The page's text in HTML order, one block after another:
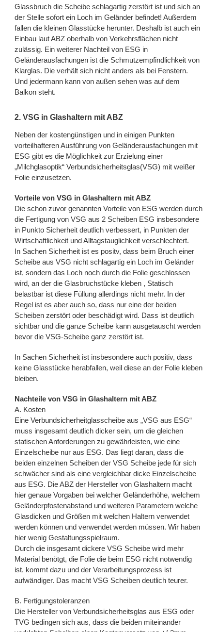
Glassbruch die Scheibe schlagartig zerstört ist und sich an
der Stelle sofort ein Loch im Geländer befindet! Außerdem
fallen die kleinen Glasstücke herunter. Deshalb ist auch ein
Einbau laut ABZ oberhalb von Verkehrsflächen nicht
zulässig. Ein weiterer Nachteil von ESG in
Geländerausfachungen ist die Schmutzempfindlichkeit von
Klarglas. Die verhält sich nicht anders als bei Fenstern.
Und jedermann kann von außen sehen was auf dem
Balkon steht.
2. VSG in Glashaltern mit ABZ
Neben der kostengünstigen und in einigen Punkten
vorteilhafteren Ausführung von Geländerausfachungen mit
ESG gibt es die Möglichkeit zur Erzielung einer
„Milchglasoptik“ Verbundsicherheitsglas(VSG) mit weißer
Folie einzusetzen.
Vorteile von VSG in Glashaltern mit ABZ
Die schon zuvor genannten Vorteile von ESG werden durch
die Fertigung von VSG aus 2 Scheiben ESG insbesondere
in Punkto Sicherheit deutlich verbessert, in Punkten der
Wirtschaftlichkeit und Alltagstauglichkeit verschlechtert.
In Sachen Sicherheit ist es positv, dass beim Bruch einer
Scheibe aus VSG nicht schlagartig ein Loch im Geländer
ist, sondern das Loch noch durch die Folie geschlossen
wird, an der die Glasbruchstücke kleben , Statisch
belastbar ist diese Füllung allerdings nicht mehr. In der
Regel ist es aber auch so, dass nur eine der beiden
Scheiben zerstört oder beschädigt wird. Dass ist deutlich
sichtbar und die ganze Scheibe kann ausgetauscht werden
bevor die VSG-Scheibe ganz zerstört ist.
In Sachen Sicherheit ist insbesondere auch positiv, dass
keine Glasstücke herabfallen, weil diese an der Folie kleben
bleiben.
Nachteile von VSG in Glashaltern mit ABZ
A. Kosten
Eine Verbundsicherheitglasscheibe aus „VSG aus ESG“
muss insgesamt deutlich dicker sein, um die gleichen
statischen Anforderungen zu gewährleisten, wie eine
Einzelscheibe nur aus ESG. Das liegt daran, dass die
beiden einzelnen Scheiben der VSG Scheibe jede für sich
schwächer sind als eine vergleichbar dicke Einzelscheibe
aus ESG. Die ABZ der Hersteller von Glashaltern macht
hier genaue Vorgaben bei welcher Geländerhöhe, welchem
Geländerpfostenabstand und weiteren Parametern welche
Glasdicken und Größen mit welchen Haltern verwendet
werden können und verwendet werden müssen. Wir haben
hier wenig Gestaltungsspielraum.
Durch die insgesamt dickere VSG Scheibe wird mehr
Material benötgt, die Folie die beim ESG nicht notwendig
ist, kommt dazu und der Verarbeitungsprozess ist
aufwändiger. Das macht VSG Scheiben deutlich teurer.
B. Fertigungstoleranzen
Die Hersteller von Verbundsicherheitsglas aus ESG oder
TVG bedingen sich aus, dass die beiden miteinander